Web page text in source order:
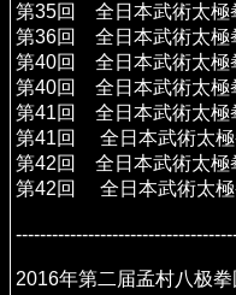
第35回 全日本武術太極
第36回 全日本武術太極
第40回 全日本武術太極
第40回 全日本武術太
第41回 全日本武術太極
第41回 全日本武術太
第42回 全日本武術太極
第42回 全日本武術太
2016年第二届孟村八极